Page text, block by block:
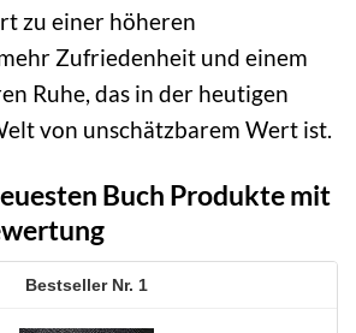
zu einer höheren
Zufriedenheit und einem
Ruhe, das in der heutigen
von unschätzbarem Wert ist.
Buch Produkte mit
1